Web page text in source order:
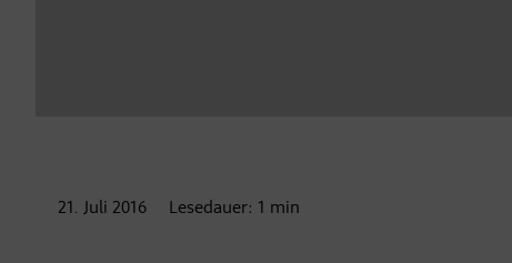
21. Juli 2016 Lesedauer: 1 min